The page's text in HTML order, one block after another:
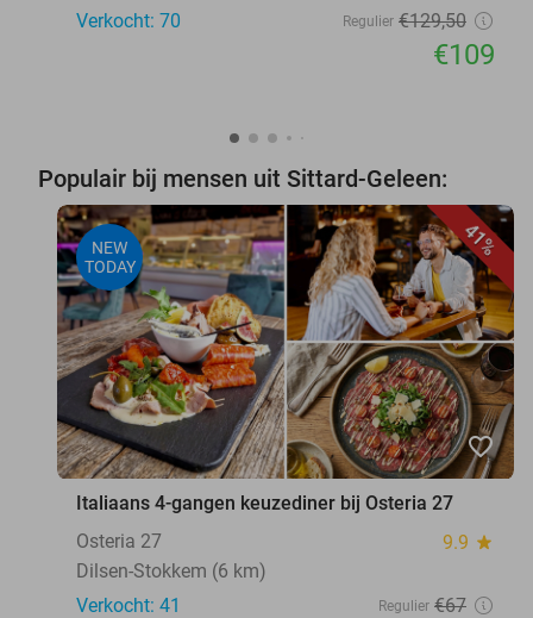
Verkocht: 70 Regulier €129,50
€109
Populair bij mensen uit Sittard-Geleen:
41%
NEW
TODAY
favorite_border
Italiaans 4-gangen keuzediner bij Osteria 27
Osteria 27
9.9 star
Dilsen-Stokkem (6 km)
Verkocht: 41
Regulier €67